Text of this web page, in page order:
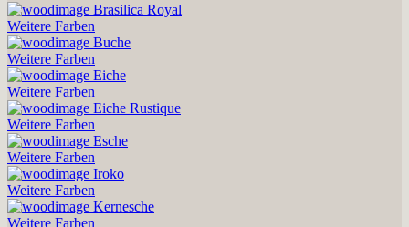
Brasilica Royal
Weitere Farben
Buche
Weitere Farben
Eiche
Weitere Farben
Eiche Rustique
Weitere Farben
Esche
Weitere Farben
Iroko
Weitere Farben
Kernesche
Weitere Farben